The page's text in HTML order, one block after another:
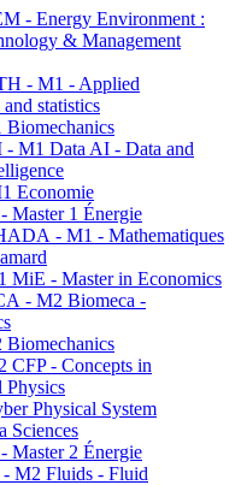
- Energy Environment :
& Management
- M1 - Applied
statistics
M1 Data AI - Data and
Economie
Master 1 Énergie
- M1 - Mathematiques
MiE - Master in Economics
- M2 Biomeca -
CFP - Concepts in
Physics
Physical System
Sciences
Master 2 Énergie
M2 Fluids - Fluid